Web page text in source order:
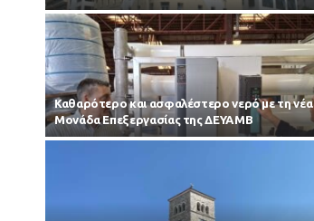
Καθαρότερο και ασφαλέστερο νερό με τη νέα
Μονάδα Επεξεργασίας της ΔΕΥΑΜΒ